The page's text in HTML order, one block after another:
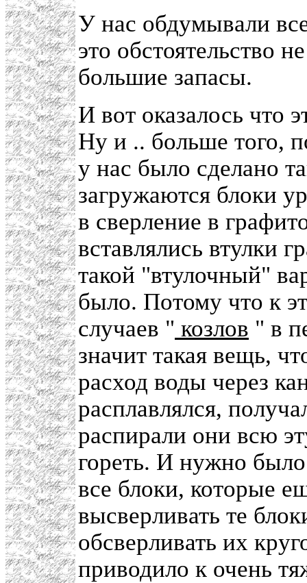
У нас обдумывали
это обстоятельство
большие запасы.
И вот оказалось что
Ну и .. больше того,
у нас было сделано
загружаются блоки
в сверление в
вставлялись втулки
такой "втулочный"
было. Потому что к
случаев " козлов " в
значит такая вещь,
расход воды через
расплавлялся,
распирали они всю
гореть. И нужно было
все блоки, которые
высверливать те
обсверливать их
приводило к очень